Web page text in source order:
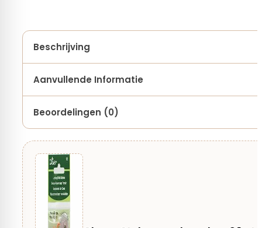
Beschrijving
Aanvullende Informatie
Merk
Clover
Beoordelingen (0)
Er zijn nog geen beoordelingen.